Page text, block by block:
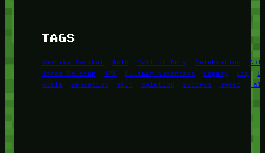
TAGS
Amerika Serikat Bold Call of Duty Celebration
Korea Selatan
KPK Kuliner Nusantara Legacy Lip
Rusia
Sensation Skin Solution Success Sweet Tale